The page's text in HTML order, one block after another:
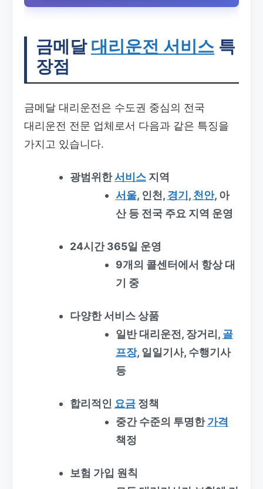
금메달 대리운전 서비스 특
장점
금메달 대리운전은 수도권 중심의 전국
대리운전 전문 업체로서 다음과 같은 특징을
가지고 있습니다.
광범위한서비스지역
서울, 인천, 경기, 천안, 아
산 등 전국 주요 지역 운영
24시간 365일 운영
9개의 콜센터에서 항상 대
기 중
다양한 서비스 상품
일반 대리운전, 장거리, 골
프장, 일일기사, 수행기사
등
합리적인 요금정책
중간 수준의 투명한가격
책정
보험 가입 원칙